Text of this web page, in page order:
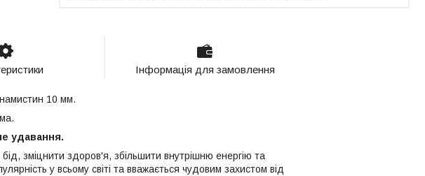
Інформація для замовлення
намистин 10 мм.
удавання.
зміцнити здоров'я, збільшити внутрішню енергію та
у всьому світі та вважається чудовим захистом від